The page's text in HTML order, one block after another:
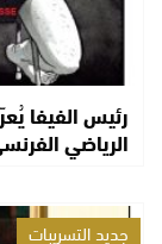
رئيس الفيفا
الرياضي
جديد التسريبات